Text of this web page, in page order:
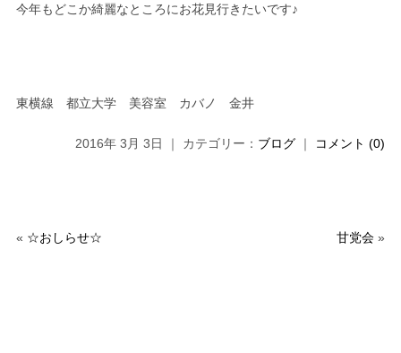
今年もどこか綺麗なところにお花見行きたいです♪
東横線 都立大学 美容室 カバノ 金井
2016年 3月 3日 ｜ カテゴリー： ブログ ｜ コメント (0)
« ☆おしらせ☆ 甘党会 »